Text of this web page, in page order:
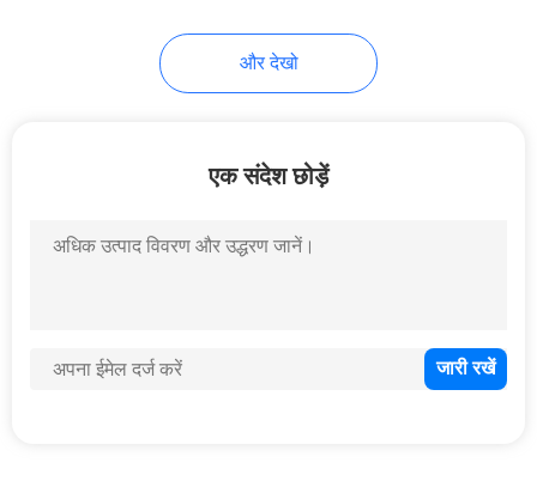
स्मार्ट कार्ड डिस्पेंसर
और देखो
एक संदेश छोड़ें